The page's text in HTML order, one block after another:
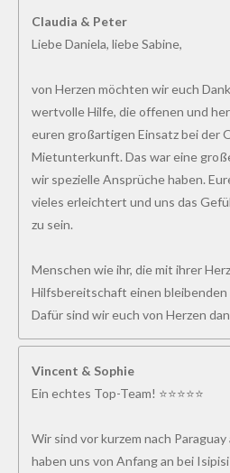
Claudia & Peter
Liebe Daniela, liebe Sabine,
von Herzen möchten wir euch
wertvolle Hilfe, die offenen und
euren großartigen Einsatz bei der
Mietunterkunft. Das war eine
wir spezielle Ansprüche haben.
vieles erleichtert und uns das
zu sein.
Menschen wie ihr, die mit ihrer
Hilfsbereitschaft einen bleibenden
Dafür sind wir euch von Herzen
Vincent & Sophie
Ein echtes Top-Team! ⭐⭐⭐⭐⭐
Wir sind vor kurzem nach
haben uns von Anfang an bei